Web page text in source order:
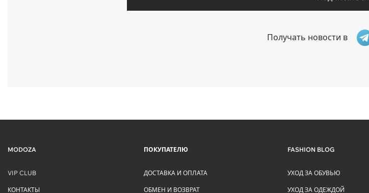
Получать новости в
MODOZA
VIP CLUB
КОНТАКТЫ
ПОКУПАТЕЛЮ
ДОСТАВКА И ОПЛАТА
ОБМЕН И ВОЗВРАТ
FASHION BLOG
УХОД ЗА ОБУВЬЮ
УХОД ЗА ОДЕЖДОЙ